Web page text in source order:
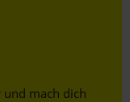
mach dich